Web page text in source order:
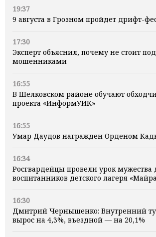
19:37
9 августа в Грозном пройдет дрифт-
17:30
Эксперт объяснил, почему не стоит
мошенниками
16:55
В Шелковском районе обучают
проекта «ИнформУИК»
16:55
Умар Даудов награжден Орденом
16:34
Росгвардейцы провели урок мужества
воспитанников детского лагеря
16:30
Дмитрий Чернышенко: Внутренний
вырос на 4,3%, въездной — на 20,1%